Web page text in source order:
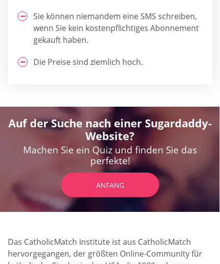
Sie können niemandem eine SMS schreiben,
wenn Sie kein kostenpflichtiges Abonnement
gekauft haben.
Die Preise sind ziemlich hoch.
Auf der Suche nach einer Sugardaddy-
Website?
Machen Sie ein Quiz und finden Sie das
perfekte!
ANFANG
Das CatholicMatch Institute ist aus CatholicMatch
hervorgegangen, der größten Online-Community für